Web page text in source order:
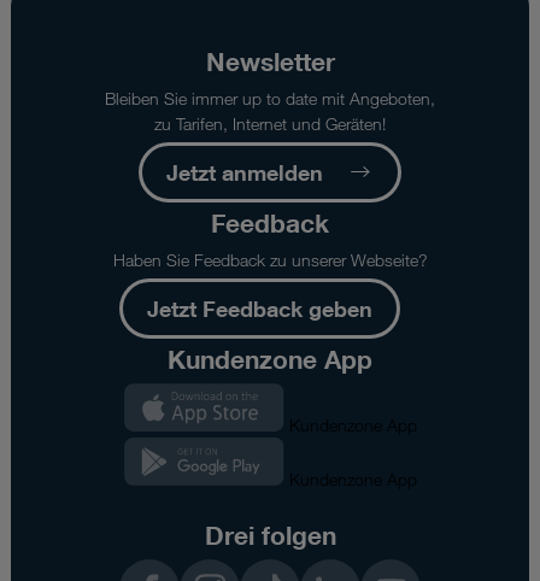
Newsletter
Bleiben Sie immer up to date mit Angeboten,
zu Tarifen, Internet und Geräten!
Jetzt anmelden
Feedback
Haben Sie Feedback zu unserer Webseite?
Jetzt Feedback geben
Kundenzone App
Kundenzone App
Kundenzone App
Drei folgen
InstagramTikTok LinkedIn YouTube